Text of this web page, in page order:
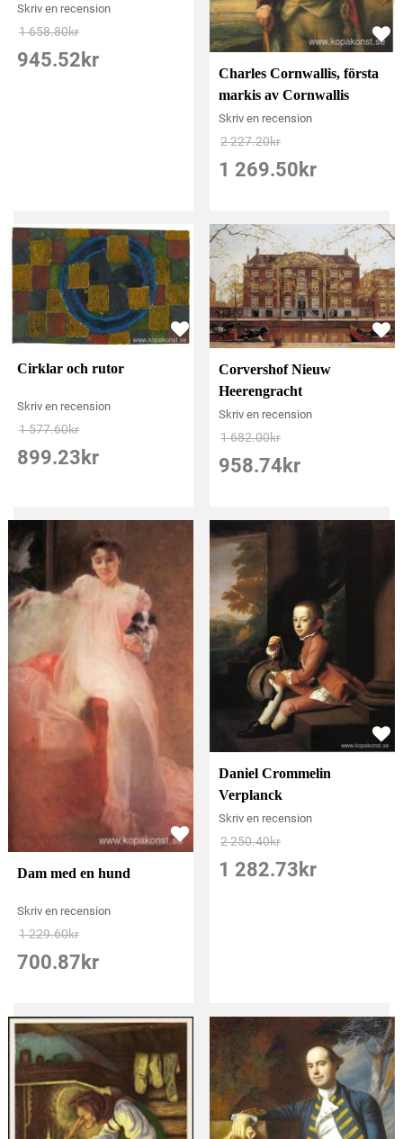
Skriv en recension
1 658.80kr
945.52 kr
Charles Cornwallis, första
markis av Cornwallis
Skriv en recension
2 227.20kr
1 269.50 kr
Cirklar och rutor
Skriv en recension
1 577.60kr
899.23 kr
Corvershof Nieuw
Heerengracht
Skriv en recension
1 682.00kr
958.74 kr
Dam med en hund
Skriv en recension
1 229.60kr
700.87 kr
Daniel Crommelin
Verplanck
Skriv en recension
2 250.40kr
1 282.73 kr